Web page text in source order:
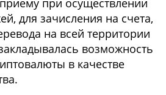
при осуществлении
для зачисления на счета,
на всей территории
возможность
в качестве